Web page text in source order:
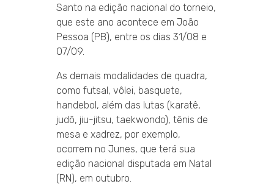
Santo na edição nacional do torneio,
que este ano acontece em João
Pessoa (PB), entre os dias 31/08 e
07/09.
As demais modalidades de quadra,
como futsal, vôlei, basquete,
handebol, além das lutas (karatê,
judô, jiu-jitsu, taekwondo), tênis de
mesa e xadrez, por exemplo,
ocorrem no Junes, que terá sua
edição nacional disputada em Natal
(RN), em outubro.